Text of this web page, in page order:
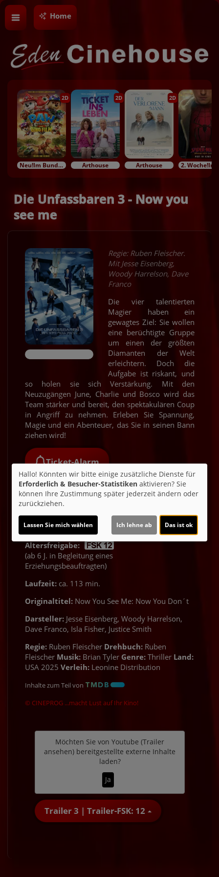
Home
2D
Neu!Im Bundesstart
2D
Arthouse
2D
Arthouse
Die Unfassbaren 3 - Now you
see me
Regie: Ruben Fleischer.
Mit Jesse Eisenberg,
Woody Harrelson, Dave
Franco
Die vier talentierten
Magier haben ein
gewagtes Ziel: Sie wollen
eine berüchtigte Gruppe
um einen der größten
Diamanten der Welt
erleichtern. Doch die
Aufgabe ist riskant, und
so holen sie sich Verstärkung. Mit den
Neuzugängen June, Charlie und Bosco wird das
Team stärker und bereit, den spektakulären Coup
in Angriff zu nehmen. Erleben Sie Spannung,
Magie und ein Abenteuer, das Sie in seinen Bann
ziehen wird!
Ticket-Alarm
Altersfreigabe:
(ab 6 J. in Begleitung eines
Erziehungsbeauftragten)
Laufzeit: ca. 113 min.
Originaltitel: Now You See Me: Now You Don´t
Darsteller: Jesse Eisenberg, Woody Harrelson,
Dave Franco, Isla Fisher, Justice Smith
Regie: Ruben Fleischer Drehbuch: Ruben
Fleischer Musik: Brian Tyler Genre: Thriller Land:
USA 2025 Verleih: Leonine Distribution
Inhalte zum Teil von
© CINEPROG ...macht Lust auf Ihr Kino!
Möchten Sie von Youtube (Trailer
ansehen) bereitgestellte externe Inhalte
laden?
Ja
Trailer 3 | Trailer-FSK: 12
Hallo! Könnten wir bitte einige zusätzliche Dienste für
Erforderlich & Besucher-Statistiken aktivieren? Sie
können Ihre Zustimmung später jederzeit ändern oder
zurückziehen.
Lassen Sie mich wählen Ich lehne ab Das ist ok